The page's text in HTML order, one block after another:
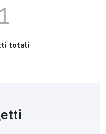
totali